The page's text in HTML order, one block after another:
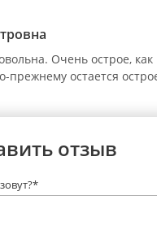
Очень острое,
прежнему остается
отзыв